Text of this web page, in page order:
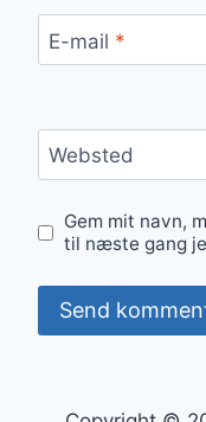
E-mail *
Websted
Gem mit navn,
til næste gang